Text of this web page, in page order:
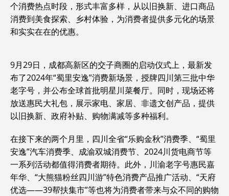
个消费热点时段，形式丰富多样，从以旧换新、进口商品
消费到美食探索、乡村体验，为消费者提供多元化的场景
和实实在在的优惠。
9月29日，成都高新区的交子商圈的启动仪式上，最新发
布了2024年“蜀里安逸”消费新场景，授牌四川第三批中华
老字号，并公布全球首批明星川菜餐厅。同时，现场还将
放送惠民大礼包，展示家电、家居、非遗文创产品，提供
以旧换新、政府补贴、购物满减等多种福利。
在接下来的两个月里，四川全省“乐购金秋”消费季、“蜀里
安逸”汽车消费季、成渝双城消费节、2024川货电商节等
一系列活动都值得消费者期待。此外，川渝老字号惠民嘉
年华、“大熊猫粉丝四川游”特色消费产品推广活动、“天府
优选——39帮扶集市”等也将为消费者带来与众不同的购物